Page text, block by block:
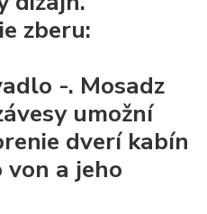
zberu:
-. Mosadz
umožní
dverí kabín
a jeho